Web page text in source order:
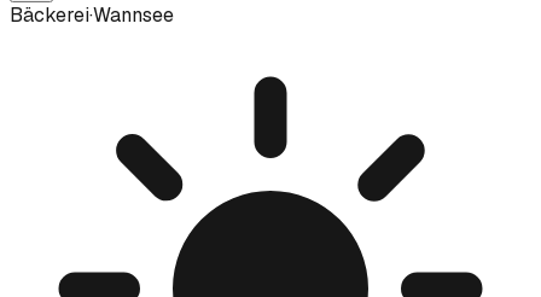
Bäckerei·Wannsee